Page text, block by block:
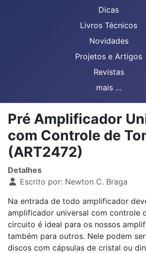
Dicas
Livros Técnicos
Novidades
Projetos e Artigos
Revistas
mais ...
Pré Amplificador
com Controle de
(ART2472)
Detalhes
Escrito por: Newton C. Braga
Na entrada de todo amplificador
amplificador universal com controle
circuito é ideal para os nossos
também para outros. Nele podem
discos com cápsulas de cristal ou